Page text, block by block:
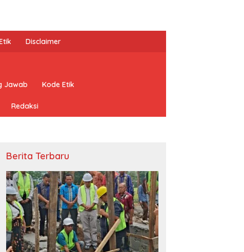
Disclaimer
Jawab Kode Etik
Redaksi
Berita Terbaru